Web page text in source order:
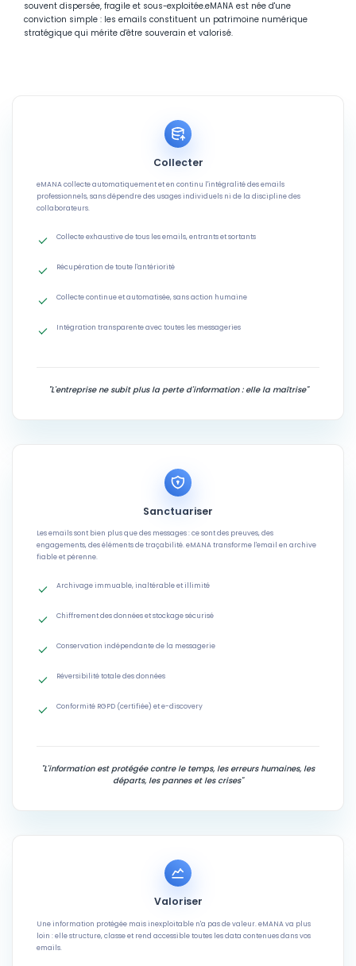
souvent dispersée, fragile et sous-exploitée.eMANA est née d'une
conviction simple : les emails constituent un patrimoine numérique
stratégique qui mérite d'être souverain et valorisé.
Collecter
eMANA collecte automatiquement et en continu l'intégralité des emails
professionnels, sans dépendre des usages individuels ni de la discipline des
collaborateurs.
Collecte exhaustive de tous les emails, entrants et sortants
Récupération de toute l'antériorité
Collecte continue et automatisée, sans action humaine
Intégration transparente avec toutes les messageries
"L'entreprise ne subit plus la perte d'information : elle la maîtrise"
Sanctuariser
Les emails sont bien plus que des messages : ce sont des preuves, des
engagements, des éléments de traçabilité. eMANA transforme l'email en archive
fiable et pérenne.
Archivage immuable, inaltérable et illimité
Chiffrement des données et stockage sécurisé
Conservation indépendante de la messagerie
Réversibilité totale des données
Conformité RGPD (certifiée) et e-discovery
"L'information est protégée contre le temps, les erreurs humaines, les
départs, les pannes et les crises"
Valoriser
Une information protégée mais inexploitable n'a pas de valeur. eMANA va plus
loin : elle structure, classe et rend accessible toutes les data contenues dans vos
emails.